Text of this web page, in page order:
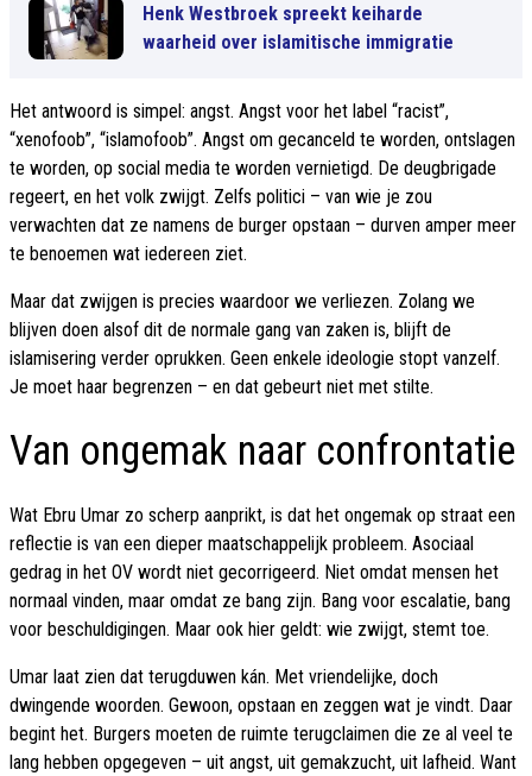
Henk Westbroek spreekt keiharde
waarheid over islamitische immigratie
Het antwoord is simpel: angst. Angst voor het label “racist”,
“xenofoob”, “islamofoob”. Angst om gecanceld te worden, ontslagen
te worden, op social media te worden vernietigd. De deugbrigade
regeert, en het volk zwijgt. Zelfs politici – van wie je zou
verwachten dat ze namens de burger opstaan – durven amper meer
te benoemen wat iedereen ziet.
Maar dat zwijgen is precies waardoor we verliezen. Zolang we
blijven doen alsof dit de normale gang van zaken is, blijft de
islamisering verder oprukken. Geen enkele ideologie stopt vanzelf.
Je moet haar begrenzen – en dat gebeurt niet met stilte.
Van ongemak naar confrontatie
Wat Ebru Umar zo scherp aanprikt, is dat het ongemak op straat een
reflectie is van een dieper maatschappelijk probleem. Asociaal
gedrag in het OV wordt niet gecorrigeerd. Niet omdat mensen het
normaal vinden, maar omdat ze bang zijn. Bang voor escalatie, bang
voor beschuldigingen. Maar ook hier geldt: wie zwijgt, stemt toe.
Umar laat zien dat terugduwen kán. Met vriendelijke, doch
dwingende woorden. Gewoon, opstaan en zeggen wat je vindt. Daar
begint het. Burgers moeten de ruimte terugclaimen die ze al veel te
lang hebben opgegeven – uit angst, uit gemakzucht, uit lafheid. Want